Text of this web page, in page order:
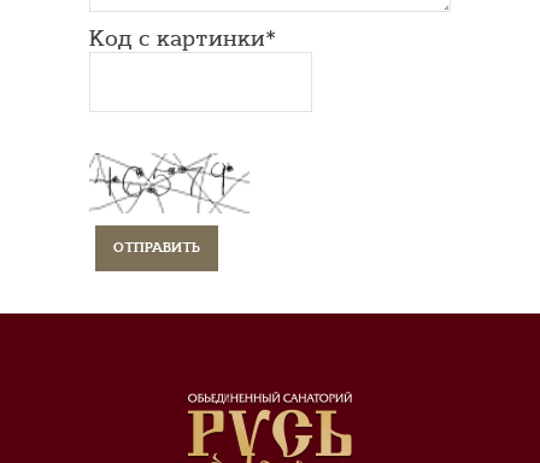
Код с картинки*